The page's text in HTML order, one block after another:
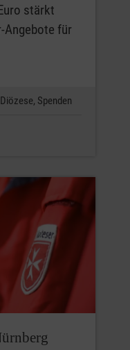
stärkt
Angebote für
Diözese, Spenden